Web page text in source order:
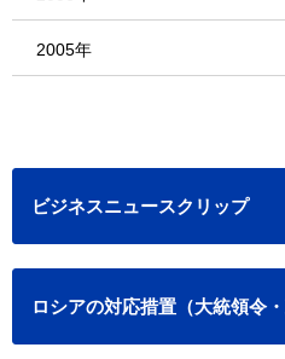
2005年
ビジネスニュースクリップ
ロシアの対応措置（大統領令・